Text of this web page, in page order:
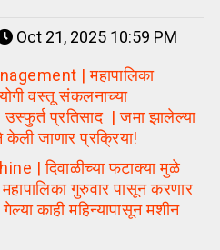
Oct 21, 2025 10:59 PM
| महापालिका
वस्तू संकलनाच्या
उस्फुर्त प्रतिसाद | जमा झालेल्या
केली जाणार प्रक्रिया!
| दिवाळीच्या फटाक्या मुळे
गुरुवार पासून करणार
काही महिन्यापासून मशीन